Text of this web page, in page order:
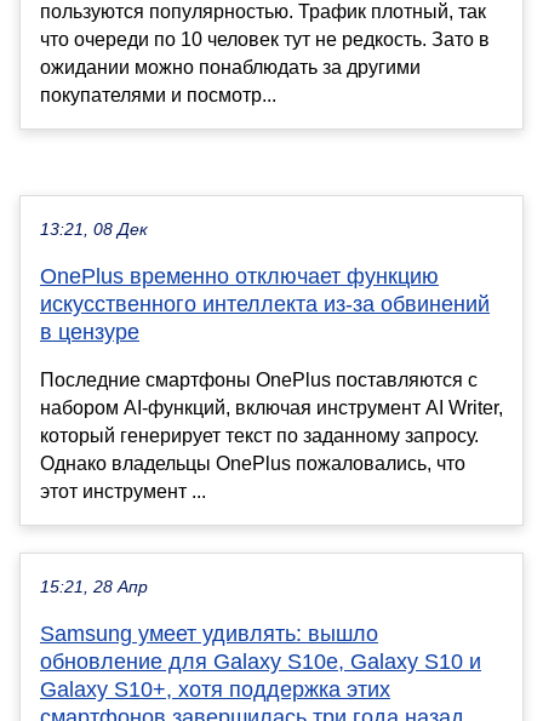
пользуются популярностью. Трафик плотный, так
что очереди по 10 человек тут не редкость. Зато в
ожидании можно понаблюдать за другими
покупателями и посмотр...
13:21, 08 Дек
OnePlus временно отключает функцию
искусственного интеллекта из-за обвинений
в цензуре
Последние смартфоны OnePlus поставляются с
набором AI-функций, включая инструмент AI Writer,
который генерирует текст по заданному запросу.
Однако владельцы OnePlus пожаловались, что
этот инструмент ...
15:21, 28 Апр
Samsung умеет удивлять: вышло
обновление для Galaxy S10e, Galaxy S10 и
Galaxy S10+, хотя поддержка этих